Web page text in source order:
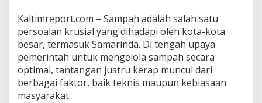
l
m
i
A
b
d
l
Kaltimreport.com – Sampah adalah salah satu
persoalan krusial yang dihadapi oleh kota-kota
besar, termasuk Samarinda. Di tengah upaya
pemerintah untuk mengelola sampah secara
optimal, tantangan justru kerap muncul dari
berbagai faktor, baik teknis maupun kebiasaan
masyarakat.